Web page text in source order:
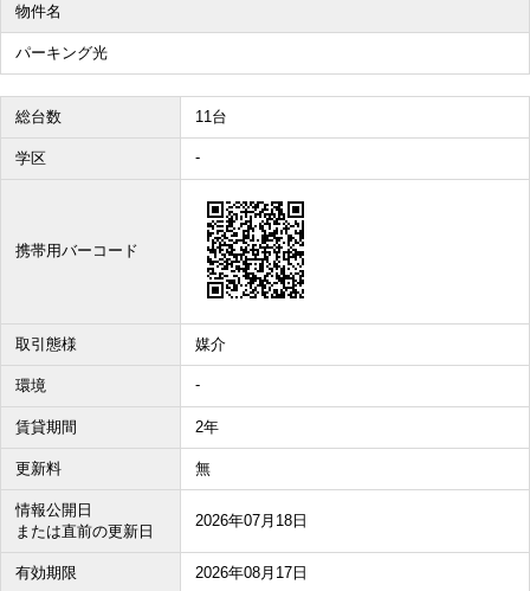
物件名
パーキング光
総台数 11台
学区 -
携帯用バーコード
取引態様 媒介
環境 -
賃貸期間 2年
更新料 無
情報公開日
または直前の更新日
2026年07月18日
有効期限 2026年08月17日